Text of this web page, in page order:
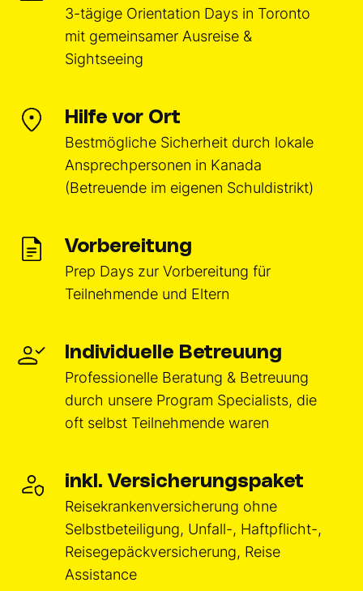
3-tägige Orientation Days in Toronto
mit gemeinsamer Ausreise &
Sightseeing
Hilfe vor Ort
Bestmögliche Sicherheit durch lokale
Ansprechpersonen in Kanada
(Betreuende im eigenen Schuldistrikt)
Vorbereitung
Prep Days zur Vorbereitung für
Teilnehmende und Eltern
Individuelle Betreuung
Professionelle Beratung & Betreuung
durch unsere Program Specialists, die
oft selbst Teilnehmende waren
inkl. Versicherungspaket
Reisekrankenversicherung ohne
Selbstbeteiligung, Unfall-, Haftpflicht-,
Reisegepäckversicherung, Reise
Assistance